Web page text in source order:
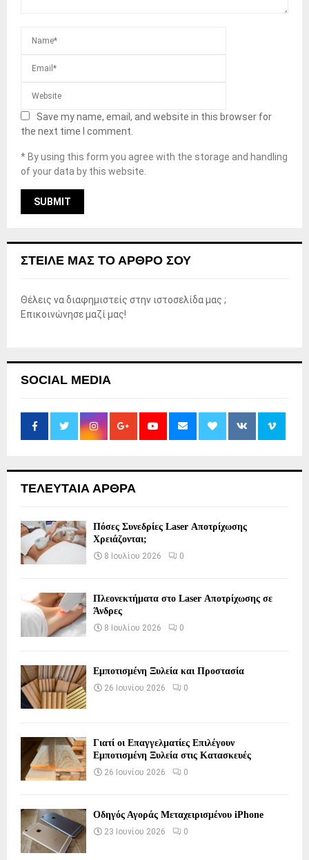
Save my name, email, and website in this browser for
the next time I comment.
* By using this form you agree with the storage and handling
of your data by this website.
ΣΤΕΊΛΕ ΜΑΣ ΤΟ ΆΡΘΡΟ ΣΟΥ
Θέλεις να διαφημιστείς στην ιστοσελίδα μας ;
Επικοινώνησε μαζί μας!
SOCIAL MEDIA
ΤΕΛΕΥΤΑΙΑ ΑΡΘΡΑ
Πόσες Συνεδρίες Laser Αποτρίχωσης
Χρειάζονται;
8 Ιουλίου 2026 0
Πλεονεκτήματα στο Laser Αποτρίχωσης σε
Άνδρες
8 Ιουλίου 2026 0
Εμποτισμένη Ξυλεία και Προστασία
26 Ιουνίου 2026 0
Γιατί οι Επαγγελματίες Επιλέγουν
Εμποτισμένη Ξυλεία στις Κατασκευές
26 Ιουνίου 2026 0
Οδηγός Αγοράς Μεταχειρισμένου iPhone
23 Ιουνίου 2026 0